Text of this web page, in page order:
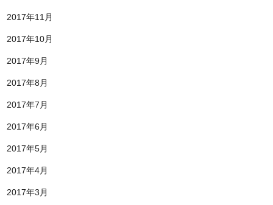
2017年11月
2017年10月
2017年9月
2017年8月
2017年7月
2017年6月
2017年5月
2017年4月
2017年3月